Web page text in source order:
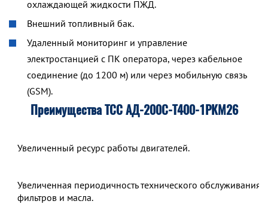
охлаждающей жидкости ПЖД.
Внешний топливный бак.
Удаленный мониторинг и управление
электростанцией с ПК оператора, через кабельное
соединение (до 1200 м) или через мобильную связь
(GSM).
Преимущества ТСС АД-200С-Т400-1РКМ26
Увеличенный ресурс работы двигателей.
Увеличенная периодичность технического обслуживания,
фильтров и масла.